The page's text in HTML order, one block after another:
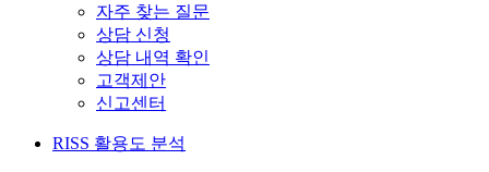
자주 찾는 질문
상담 신청
상담 내역 확인
고객제안
신고센터
RISS 활용도 분석